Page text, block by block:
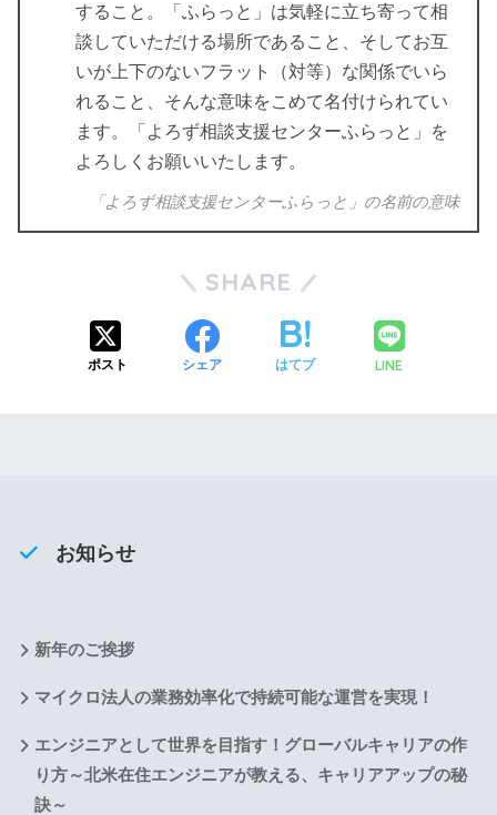
すること。「ふらっと」は気軽に立ち寄って相
談していただける場所であること、そしてお互
いが上下のないフラット（対等）な関係でいら
れること、そんな意味をこめて名付けられてい
ます。「よろず相談支援センターふらっと」を
よろしくお願いいたします。
「よろず相談支援センターふらっと」の名前の意味
SHARE
ポスト シェア はてブ LINE
お知らせ
新年のご挨拶
マイクロ法人の業務効率化で持続可能な運営を実現！
エンジニアとして世界を目指す！グローバルキャリアの作
り方～北米在住エンジニアが教える、キャリアアップの秘
訣～